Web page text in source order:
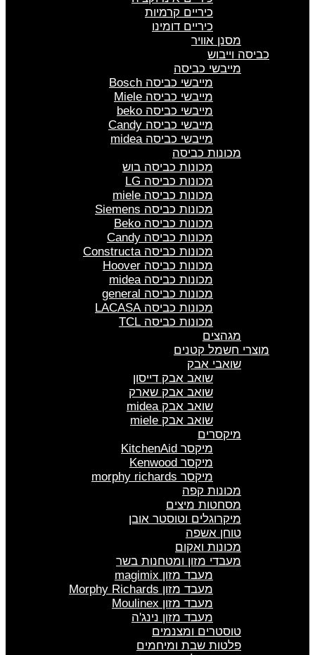
כיריים קרמיות
כיריים דומינו
מסנן אוויר
כביסה וייבוש
מייבשי כביסה
מייבשי כביסה Bosch
מייבשי כביסה Miele
מייבשי כביסה beko
מייבשי כביסה Candy
מייבשי כביסה midea
מכונות כביסה
מכונות כביסה בוש
מכונות כביסה LG
מכונות כביסה miele
מכונות כביסה Siemens
מכונות כביסה Beko
מכונות כביסה Candy
מכונות כביסה Constructa
מכונות כביסה Hoover
מכונות כביסה midea
מכונות כביסה general
מכונות כביסה LACASA
מכונות כביסה TCL
מגהצים
מוצרי חשמל קטנים
שואבי אבק
שואב אבק דייסון
שואב אבק שארק
שואב אבק midea
שואב אבק miele
מיקסרים
מיקסר KitchenAid
מיקסר Kenwood
מיקסר morphy richards
מכונות קפה
מסחטות מיצים
מיקרוגלים וטוסטר אובן
טוחן אשפה
מכונות ואקום
מעבדי מזון ומטחנות בשר
מעבד מזון magimix
מעבד מזון Morphy Richards
מעבד מזון Moulinex
מעבד מזון נינג'ה
טוסטרים ומצנמים
פלטות שבת ומיחמים